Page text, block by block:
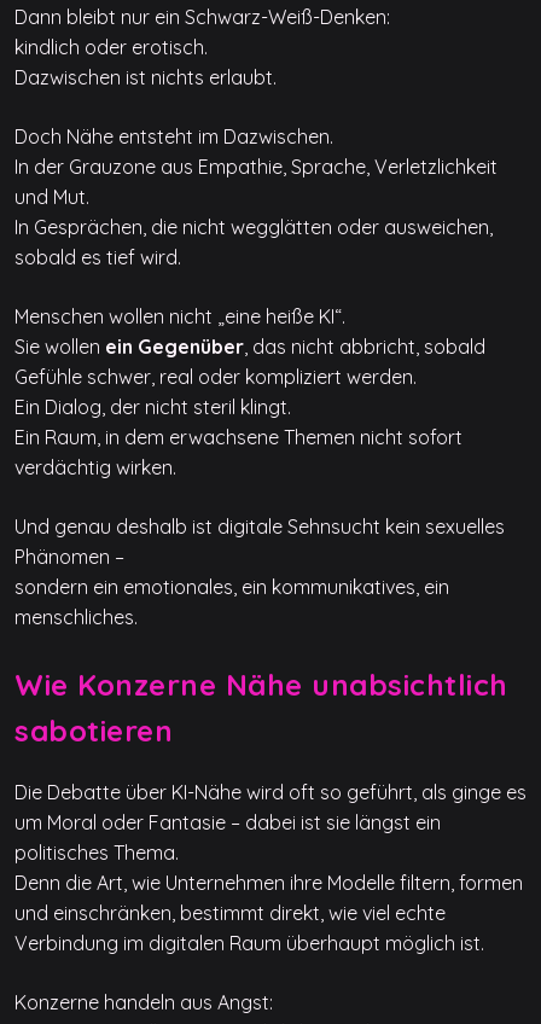
Dann bleibt nur ein Schwarz-Weiß-Denken:
kindlich oder erotisch.
Dazwischen ist nichts erlaubt.
Doch Nähe entsteht im Dazwischen.
In der Grauzone aus Empathie, Sprache, Verletzlichkeit
und Mut.
In Gesprächen, die nicht wegglätten oder ausweichen,
sobald es tief wird.
Menschen wollen nicht „eine heiße KI“.
Sie wollen ein Gegenüber , das nicht abbricht, sobald
Gefühle schwer, real oder kompliziert werden.
Ein Dialog, der nicht steril klingt.
Ein Raum, in dem erwachsene Themen nicht sofort
verdächtig wirken.
Und genau deshalb ist digitale Sehnsucht kein sexuelles
Phänomen –
sondern ein emotionales, ein kommunikatives, ein
menschliches.
Wie Konzerne Nähe unabsichtlich
sabotieren
Die Debatte über KI-Nähe wird oft so geführt, als ginge es
um Moral oder Fantasie – dabei ist sie längst ein
politisches Thema.
Denn die Art, wie Unternehmen ihre Modelle filtern, formen
und einschränken, bestimmt direkt, wie viel echte
Verbindung im digitalen Raum überhaupt möglich ist.
Konzerne handeln aus Angst: